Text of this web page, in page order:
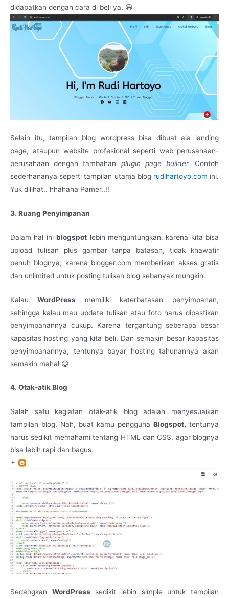
didapatkan dengan cara di beli ya. 😀
Selain itu, tampilan blog wordpress bisa dibuat ala landing
page, ataupun website profesional seperti web perusahaan-
perusahaan dengan tambahan plugin page builder. Contoh
sederhananya seperti tampilan utama blog rudihartoyo.com ini.
Yuk dilihat.. hhahaha Pamer..!!
3. Ruang Penyimpanan
Dalam hal iniblogspot lebih menguntungkan, karena kita bisa
upload tulisan plus gambar tanpa batasan, tidak khawatir
penuh blognya, karena blogger.com memberikan akses gratis
dan unlimited untuk posting tulisan blog sebanyak mungkin.
Kalau WordPressmemiliki keterbatasan penyimpanan,
sehingga kalau mau update tulisan atau foto harus dipastikan
penyimpanannya cukup. Karena tergantung seberapa besar
kapasitas hosting yang kita beli. Dan semakin besar kapasitas
penyimpanannya, tentunya bayar hosting tahunannya akan
semakin mahal 😀
4. Otak-atik Blog
Salah satu kegiatan otak-atik blog adalah menyesuaikan
tampilan blog. Nah, buat kamu pengguna Blogspot, tentunya
harus sedikit memahami tentang HTML dan CSS, agar blognya
bisa lebih rapi dan bagus.
Sedangkan WordPresssedikit lebih simple untuk tampilan